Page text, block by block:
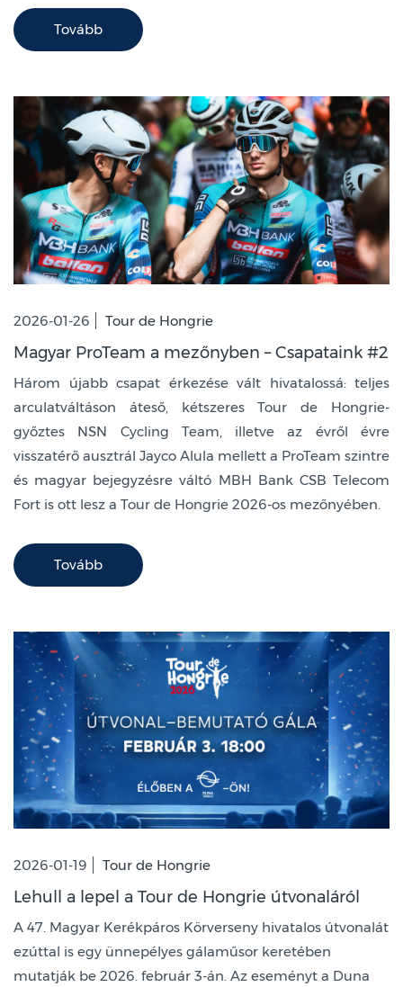
Tovább
2026-01-26 Tour de Hongrie
Magyar ProTeam a mezőnyben – Csapataink #2
Három újabb csapat érkezése vált hivatalossá: teljes
arculatváltáson áteső, kétszeres Tour de Hongrie-
győztes NSN Cycling Team, illetve az évről évre
visszatérő ausztrál Jayco Alula mellett a ProTeam szintre
és magyar bejegyzésre váltó MBH Bank CSB Telecom
Fort is ott lesz a Tour de Hongrie 2026-os mezőnyében.
Tovább
2026-01-19 Tour de Hongrie
Lehull a lepel a Tour de Hongrie útvonaláról
A 47. Magyar Kerékpáros Körverseny hivatalos útvonalát
ezúttal is egy ünnepélyes gálaműsor keretében
mutatják be 2026. február 3-án. Az eseményt a Duna